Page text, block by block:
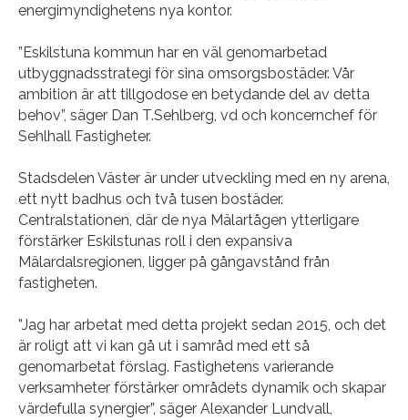
energimyndighetens nya kontor.
”Eskilstuna kommun har en väl genomarbetad
utbyggnadsstrategi för sina omsorgsbostäder. Vår
ambition är att tillgodose en betydande del av detta
behov”, säger Dan T.Sehlberg, vd och koncernchef för
Sehlhall Fastigheter.
Stadsdelen Väster är under utveckling med en ny arena,
ett nytt badhus och två tusen bostäder.
Centralstationen, där de nya Mälartågen ytterligare
förstärker Eskilstunas roll i den expansiva
Mälardalsregionen, ligger på gångavstånd från
fastigheten.
”Jag har arbetat med detta projekt sedan 2015, och det
är roligt att vi kan gå ut i samråd med ett så
genomarbetat förslag. Fastighetens varierande
verksamheter förstärker områdets dynamik och skapar
värdefulla synergier”, säger Alexander Lundvall,